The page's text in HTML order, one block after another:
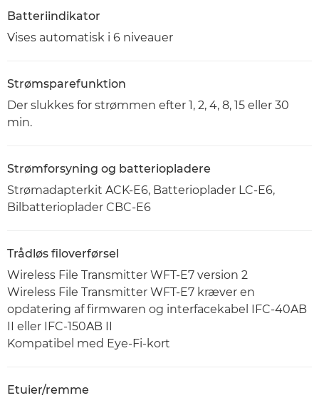
Batteriindikator
Vises automatisk i 6 niveauer
Strømsparefunktion
Der slukkes for strømmen efter 1, 2, 4, 8, 15 eller 30
min.
Strømforsyning og batteriopladere
Strømadapterkit ACK-E6, Batterioplader LC-E6,
Bilbatterioplader CBC-E6
Trådløs filoverførsel
Wireless File Transmitter WFT-E7 version 2
Wireless File Transmitter WFT-E7 kræver en
opdatering af firmwaren og interfacekabel IFC-40AB
II eller IFC-150AB II
Kompatibel med Eye-Fi-kort
Etuier/remme